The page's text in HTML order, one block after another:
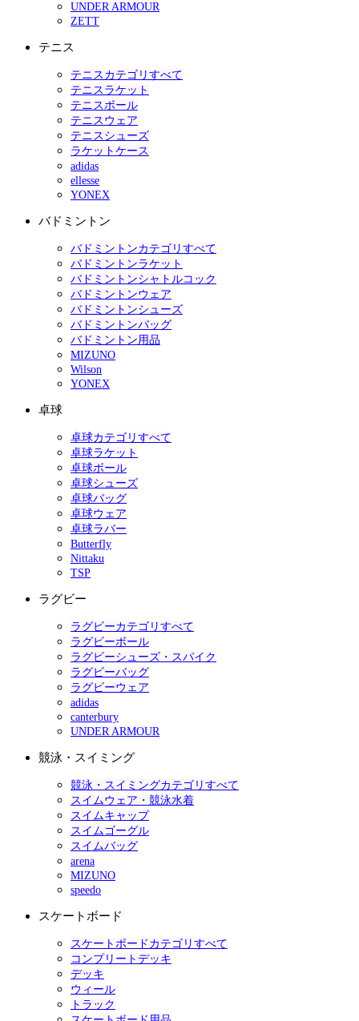
UNDER ARMOUR
ZETT
テニス
テニスカテゴリすべて
テニスラケット
テニスボール
テニスウェア
テニスシューズ
ラケットケース
adidas
ellesse
YONEX
バドミントン
バドミントンカテゴリすべて
バドミントンラケット
バドミントンシャトルコック
バドミントンウェア
バドミントンシューズ
バドミントンバッグ
バドミントン用品
MIZUNO
Wilson
YONEX
卓球
卓球カテゴリすべて
卓球ラケット
卓球ボール
卓球シューズ
卓球バッグ
卓球ウェア
卓球ラバー
Butterfly
Nittaku
TSP
ラグビー
ラグビーカテゴリすべて
ラグビーボール
ラグビーシューズ・スパイク
ラグビーバッグ
ラグビーウェア
adidas
canterbury
UNDER ARMOUR
競泳・スイミング
競泳・スイミングカテゴリすべて
スイムウェア・競泳水着
スイムキャップ
スイムゴーグル
スイムバッグ
arena
MIZUNO
speedo
スケートボード
スケートボードカテゴリすべて
コンプリートデッキ
デッキ
ウィール
トラック